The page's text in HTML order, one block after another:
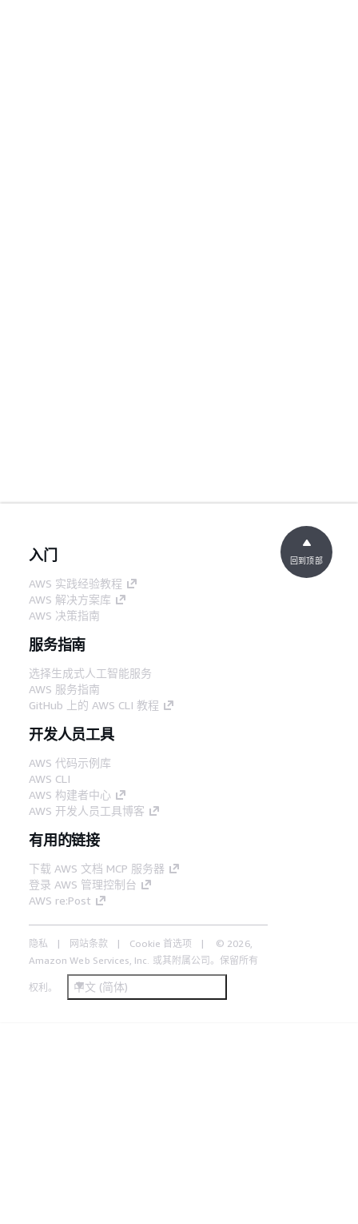
入门
AWS 实践经验教程
AWS 解决方案库
AWS 决策指南
服务指南
选择生成式人工智能服务
AWS 服务指南
GitHub 上的 AWS CLI 教程
开发人员工具
AWS 代码示例库
AWS CLI
AWS 构建者中心
AWS 开发人员工具博客
有用的链接
下载 AWS 文档 MCP 服务器
登录 AWS 管理控制台
AWS re:Post
隐私 网站条款 Cookie 首选项
© 2026,
Amazon Web Services, Inc. 或其附属公司。保留所有
权利。 中文 (简体)
回到顶部